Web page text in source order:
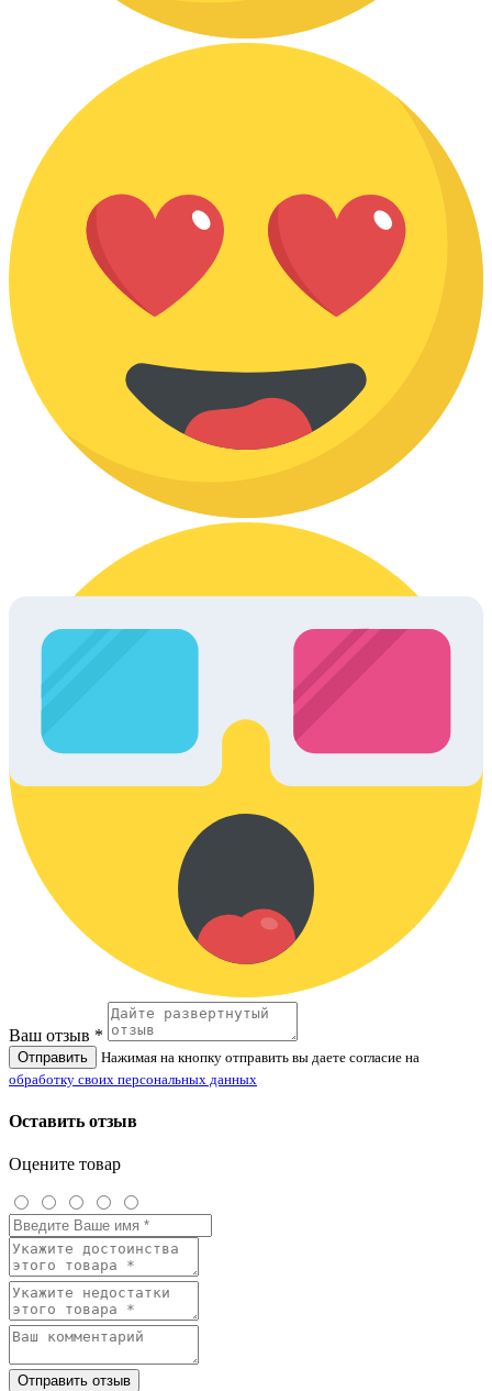
Ваш отзыв *
Отправить
Нажимая на кнопку отправить вы даете согласие на
обработку своих персональных данных
Оставить отзыв
Оцените товар
Отправить отзыв